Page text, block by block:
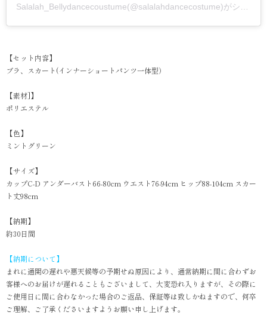
Salalah_Bellydancecoustume(@salalahdancecostume)がシェアした投稿
【セット内容】
ブラ、スカート(インナーショートパンツ一体型）
【素材]】
ポリエステル
【色】
ミントグリーン
【サイズ】
カップC-D アンダーバスト66-80cm ウエスト76-94cm ヒップ88-104cm スカー
ト丈98cm
【納期】
約30日間
【納期について】
まれに通関の遅れや悪天候等の予期せぬ原因により、通常納期に間に合わずお
客様へのお届けが遅れることもございまして、大変恐れ入りますが、その際に
ご使用日に間に合わなかった場合のご返品、保証等は致しかねますので、何卒
ご理解、ご了承くださいますようお願い申し上げます。